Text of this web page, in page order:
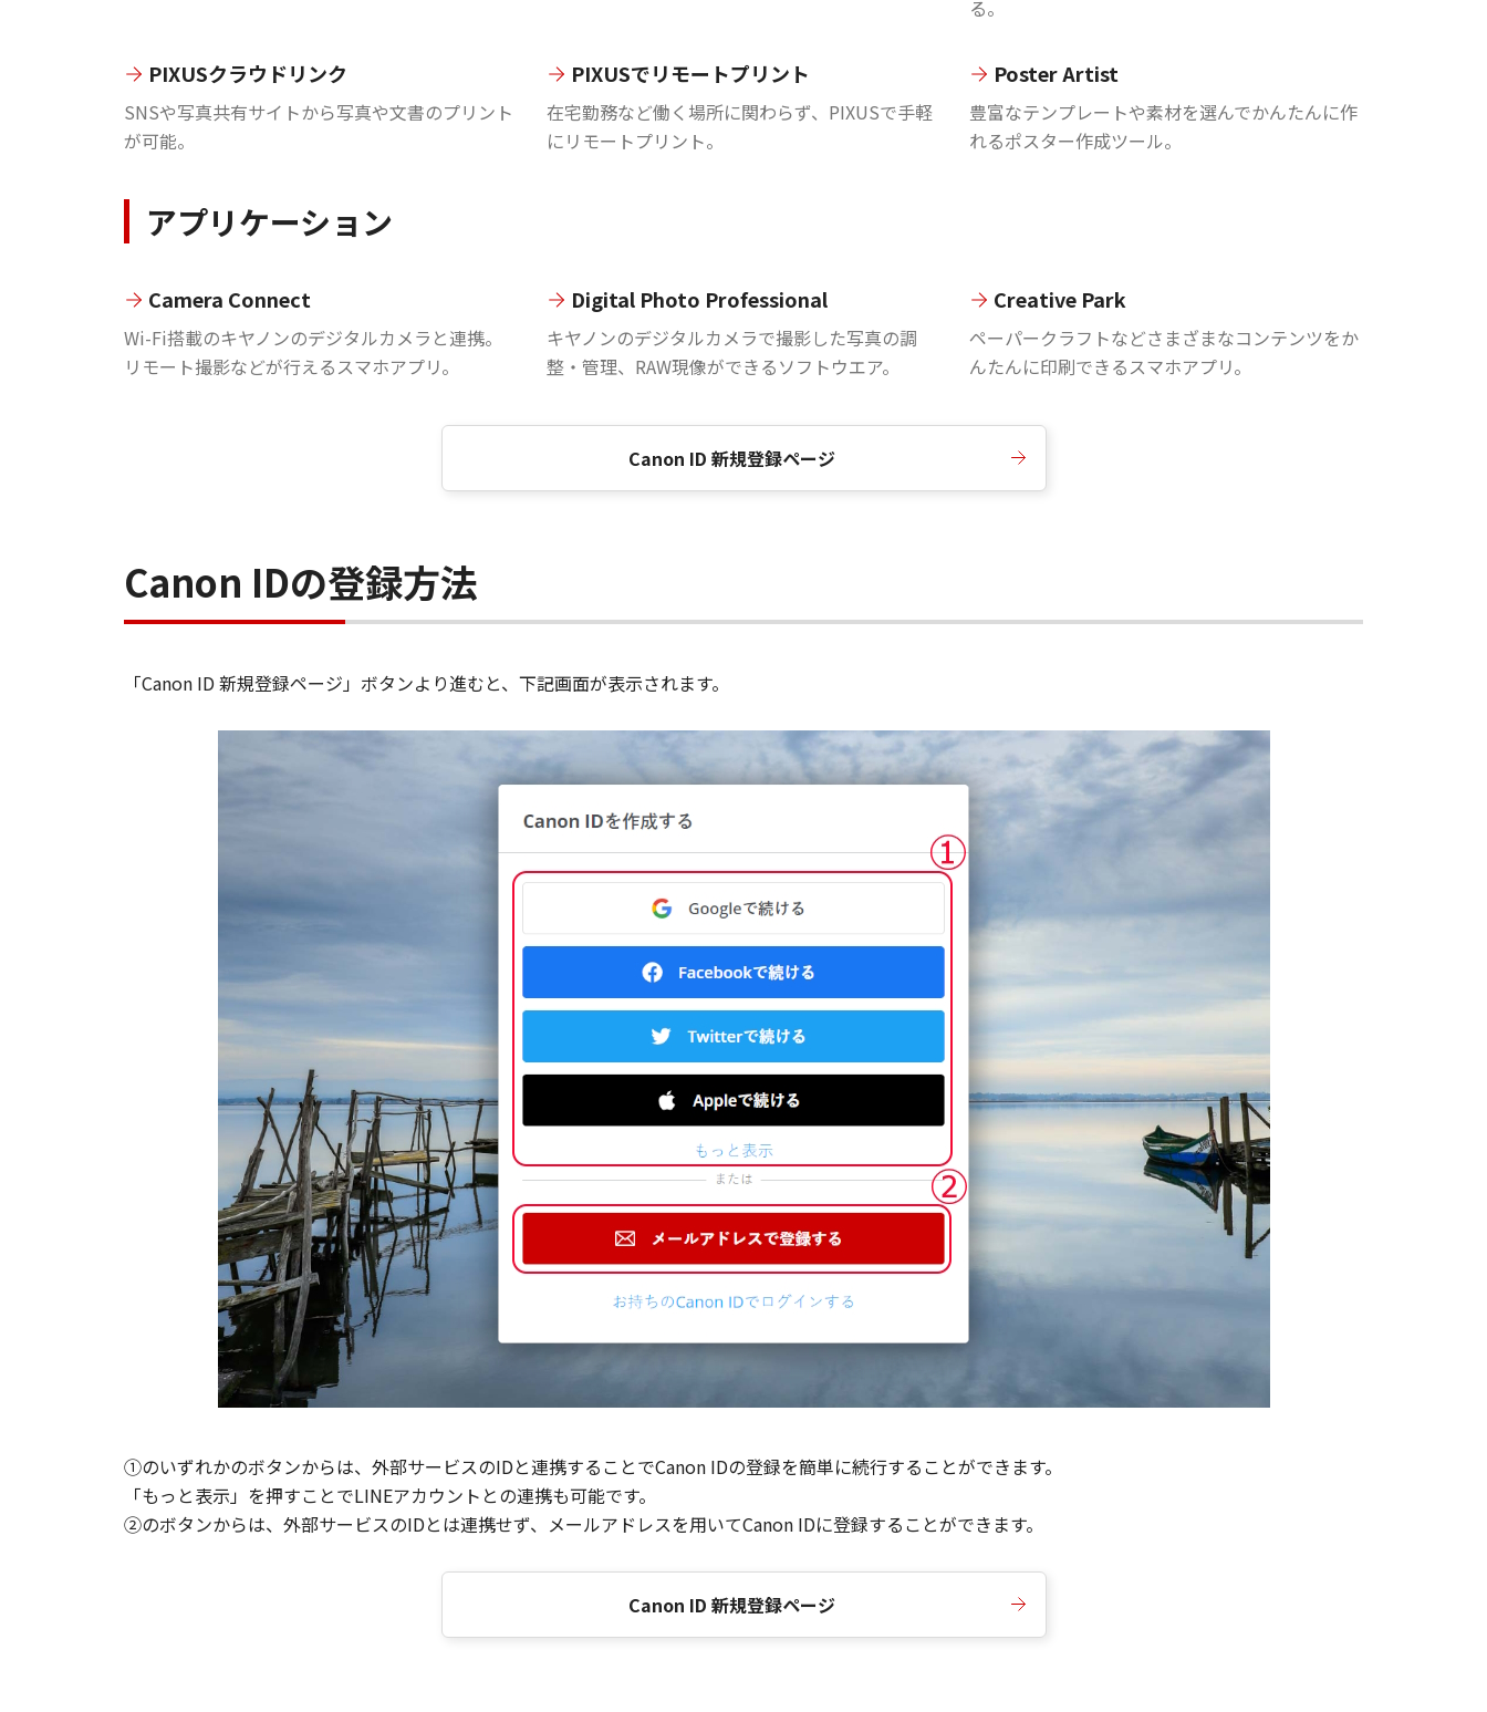
る。
PIXUSクラウドリンク
SNSや写真共有サイトから写真や文書のプリント
が可能。
PIXUSでリモートプリント
在宅勤務など働く場所に関わらず、PIXUSで手軽
にリモートプリント。
Poster Artist
豊富なテンプレートや素材を選んでかんたんに作
れるポスター作成ツール。
アプリケーション
Camera Connect
Wi-Fi搭載のキヤノンのデジタルカメラと連携。
リモート撮影などが行えるスマホアプリ。
Digital Photo Professional
キヤノンのデジタルカメラで撮影した写真の調
整・管理、RAW現像ができるソフトウエア。
Creative Park
ペーパークラフトなどさまざまなコンテンツをか
んたんに印刷できるスマホアプリ。
Canon ID 新規登録ページ
Canon IDの登録方法
「Canon ID 新規登録ページ」ボタンより進むと、下記画面が表示されます。
①のいずれかのボタンからは、外部サービスのIDと連携することでCanon IDの登録を簡単に続行することができます。
「もっと表示」を押すことでLINEアカウントとの連携も可能です。
②のボタンからは、外部サービスのIDとは連携せず、メールアドレスを用いてCanon IDに登録することができます。
Canon ID 新規登録ページ